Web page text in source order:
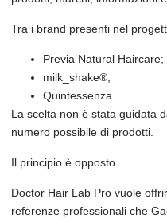
Tra i brand presenti nel
Previa Natural Haircare;
milk_shake®;
Quintessenza.
La scelta non è stata guidata
numero possibile di prodotti.
Il principio è opposto.
Doctor Hair Lab Pro vuole
referenze professionali che